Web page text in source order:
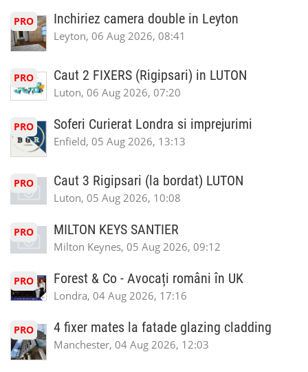
PRO Inchiriez camera double in Leyton
Leyton, 06 Aug 2026, 08:41
PRO Caut 2 FIXERS (Rigipsari) in LUTON
Luton, 06 Aug 2026, 07:20
PRO Soferi Curierat Londra si imprejurimi
Enfield, 05 Aug 2026, 13:13
PRO Caut 3 Rigipsari (la bordat) LUTON
Luton, 05 Aug 2026, 10:08
PRO MILTON KEYS SANTIER
Milton Keynes, 05 Aug 2026, 09:12
PRO Forest & Co - Avocați români în UK
Londra, 04 Aug 2026, 17:16
PRO 4 fixer mates la fatade glazing cladding
Manchester, 04 Aug 2026, 12:03